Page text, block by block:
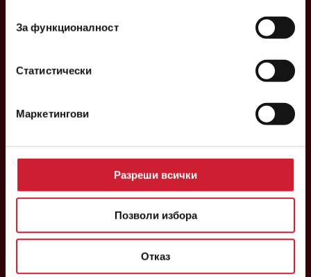
За функционалност
Статистически
Маркетингови
Разреши всички
Позволи избора
Отказ
Следвайте ни във
факс: 02/ 40 29 292
ОНЛАЙН КРЕДИТ
ЗА НАС
НОВИНИ
УДОСТОВЕРЕНИЯ И РЕГИСТРАЦИИ